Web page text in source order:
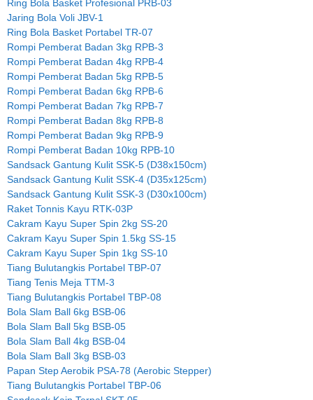
Ring Bola Basket Profesional PRB-03
Jaring Bola Voli JBV-1
Ring Bola Basket Portabel TR-07
Rompi Pemberat Badan 3kg RPB-3
Rompi Pemberat Badan 4kg RPB-4
Rompi Pemberat Badan 5kg RPB-5
Rompi Pemberat Badan 6kg RPB-6
Rompi Pemberat Badan 7kg RPB-7
Rompi Pemberat Badan 8kg RPB-8
Rompi Pemberat Badan 9kg RPB-9
Rompi Pemberat Badan 10kg RPB-10
Sandsack Gantung Kulit SSK-5 (D38x150cm)
Sandsack Gantung Kulit SSK-4 (D35x125cm)
Sandsack Gantung Kulit SSK-3 (D30x100cm)
Raket Tonnis Kayu RTK-03P
Cakram Kayu Super Spin 2kg SS-20
Cakram Kayu Super Spin 1.5kg SS-15
Cakram Kayu Super Spin 1kg SS-10
Tiang Bulutangkis Portabel TBP-07
Tiang Tenis Meja TTM-3
Tiang Bulutangkis Portabel TBP-08
Bola Slam Ball 6kg BSB-06
Bola Slam Ball 5kg BSB-05
Bola Slam Ball 4kg BSB-04
Bola Slam Ball 3kg BSB-03
Papan Step Aerobik PSA-78 (Aerobic Stepper)
Tiang Bulutangkis Portabel TBP-06